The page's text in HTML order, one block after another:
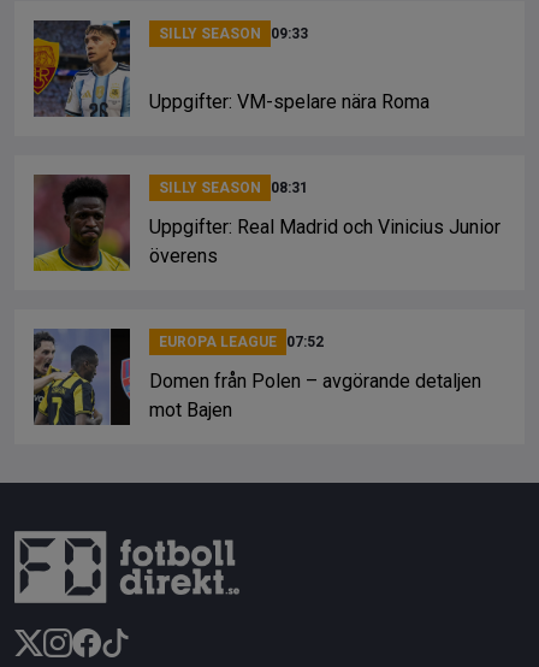
SILLY SEASON 09:33
Uppgifter: VM-spelare nära Roma
SILLY SEASON 08:31
Uppgifter: Real Madrid och Vinicius Junior
överens
EUROPA LEAGUE 07:52
Domen från Polen – avgörande detaljen
mot Bajen